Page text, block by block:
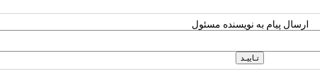
ارسال پیام به نویسنده مسئول